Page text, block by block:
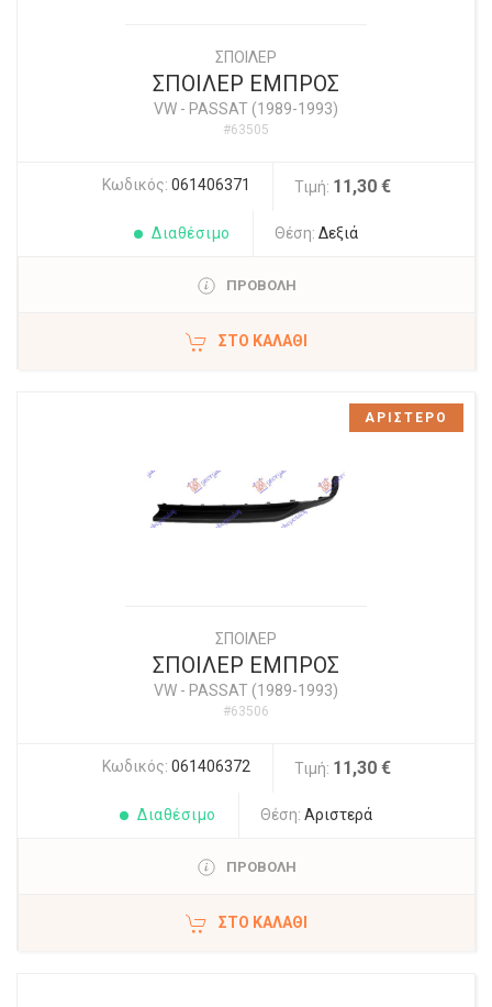
ΣΠΟΙΛΕΡ
ΣΠΟΙΛΕΡ ΕΜΠΡΟΣ
VW - PASSAT (1989-1993)
#63505
Κωδικός: 061406371 Τιμή: 11,30 €
Διαθέσιμο Θέση: Δεξιά
ΠΡΟΒΟΛΗ
ΣΤΟ ΚΑΛΆΘΙ
ΣΠΟΙΛΕΡ
ΣΠΟΙΛΕΡ ΕΜΠΡΟΣ
VW - PASSAT (1989-1993)
#63506
Κωδικός: 061406372 Τιμή: 11,30 €
Διαθέσιμο Θέση: Αριστερά
ΠΡΟΒΟΛΗ
ΣΤΟ ΚΑΛΆΘΙ
ΑΡΙΣΤΕΡΟ